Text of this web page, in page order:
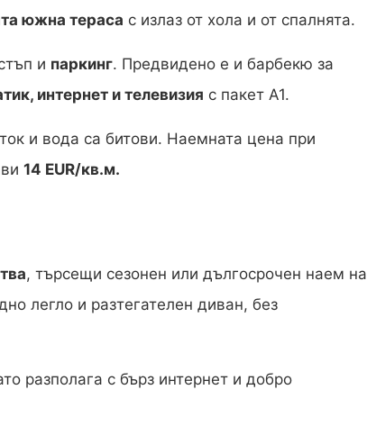
южна тераса с излаз от хола и от спалнята.
и паркинг. Предвидено е и барбекю за
интернет и телевизия с пакет А1.
и вода са битови. Наемната цена при
14 EUR/кв.м.
, търсещи сезонен или дългосрочен наем на
легло и разтегателен диван, без
разполага с бърз интернет и добро